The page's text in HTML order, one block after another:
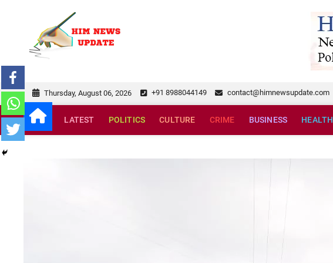
himnewsupdate.com
Thursday, August 06, 2026 +91 8988044149 contact@himnewsupdate.com
LATEST POLITICS CULTURE CRIME BUSINESS HEALTH